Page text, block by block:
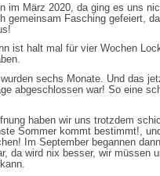
im März 2020, da ging es uns
gemeinsam Fasching gefeiert,
ist halt mal für vier Wochen
sechs Monate. Und das
abgeschlossen war! So eine
haben wir uns trotzdem
Sommer kommt bestimmt!,
Im September begannen
da wird nix besser, wir müssen